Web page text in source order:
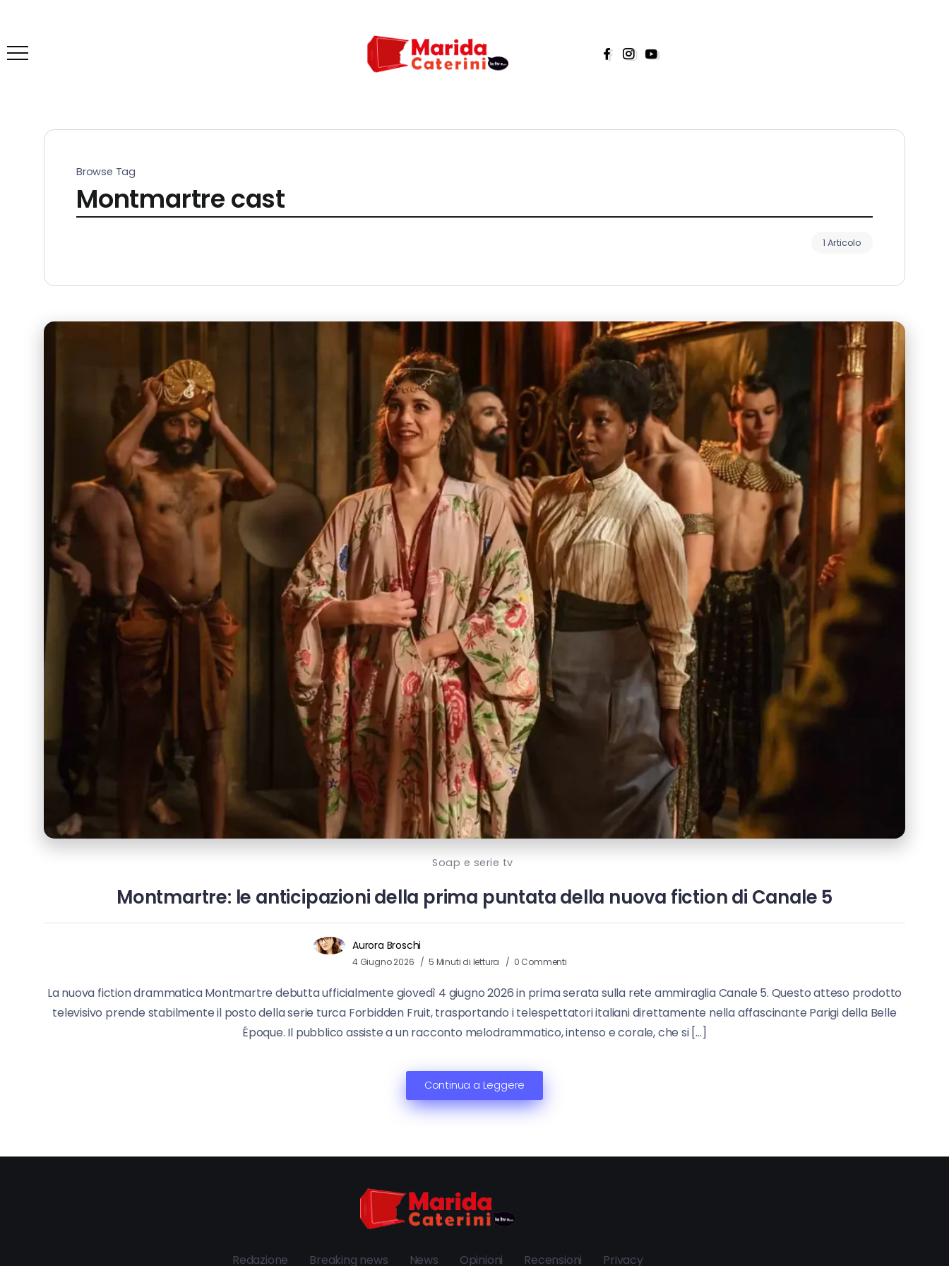
Browse Tag
Montmartre cast
1 Articolo
Soap e serie tv
Montmartre: le anticipazioni della prima puntata della nuova fiction di Canale 5
Aurora Broschi
4 Giugno 2026 5 Minuti di lettura 0 Commenti
La nuova fiction drammatica Montmartre debutta ufficialmente giovedì 4 giugno 2026 in prima serata sulla rete ammiraglia Canale 5. Questo atteso prodotto
televisivo prende stabilmente il posto della serie turca Forbidden Fruit, trasportando i telespettatori italiani direttamente nella affascinante Parigi della Belle
Époque. Il pubblico assiste a un racconto melodrammatico, intenso e corale, che si […]
Continua a Leggere
Redazione Breaking news News Opinioni Recensioni Privacy